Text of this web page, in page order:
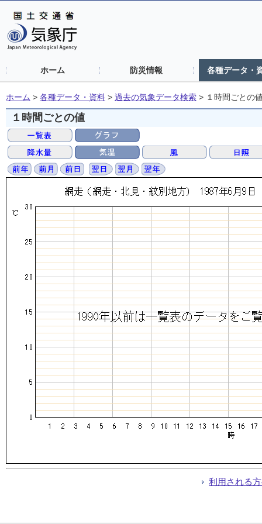
ホーム 防災情報 各種データ・
ホーム > 各種データ・資料 > 過去の気象データ検索 > １時間ごとの
１時間ごとの値
利用される